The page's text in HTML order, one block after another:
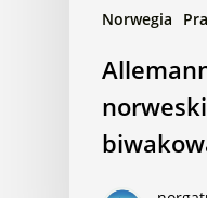
Norwegia